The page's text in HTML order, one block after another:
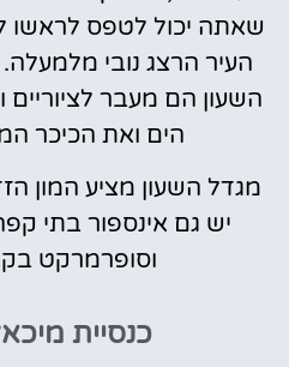
שאתה יכול לטפס לראשו
העיר הרצג נובי
השעון הם מעבר לציוריים
הים ואת הכיכר
מגדל השעון מציע המון
יש גם אינספור בתי
וסופרמרקט
כנסיית